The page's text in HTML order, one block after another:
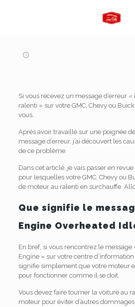
Si vous recevez un message d’erreur
ralenti » sur votre GMC, Chevy ou
vous.
Après avoir travaillé sur une poignée
message d’erreur, j’ai découvert les
de ce problème.
Dans cet article, je vais passer en
pour lesquelles votre GMC, Chevy ou
de moteur au ralenti en surchauffe.
Que signifie le
Engine Overheated
En bref, si vous rencontrez le message
Engine » sur votre centre
signifie simplement que votre moteur
pour fonctionner comme il se doit.
Vous devez faire tourner la voiture au
moteur pour éviter d’autres